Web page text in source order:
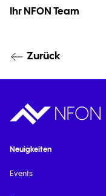
Ihr NFON Team
Zurück
Neuigkeiten
Events